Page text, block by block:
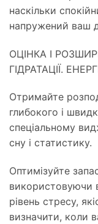
наскільки
напружений ваш
ОЦІНКА І
ГІДРАТАЦІЇ.
Отримайте
глибокого і
спеціальному
сну і статистику.
Оптимізуйте
використовуючи
рівень стресу,
визначити, коли